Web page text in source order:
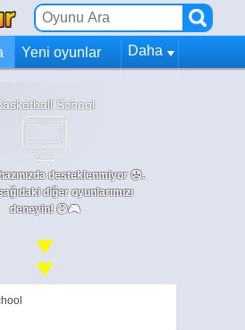
Yeni oyunlar Daha
School
desteklenmiyor 😞.
diğer oyunlarımızı
deneyin! 😄🎮